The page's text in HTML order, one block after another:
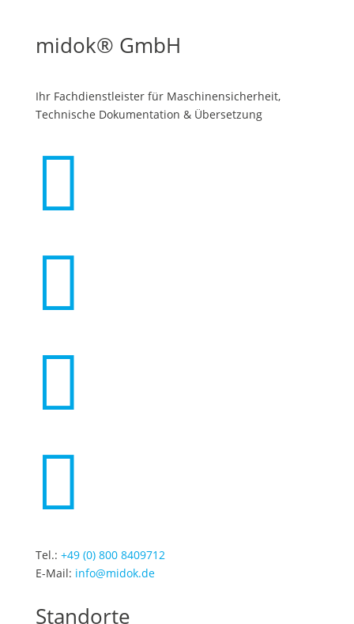
midok® GmbH
Ihr Fachdienstleister für Maschinen­sicherheit,
Technische Dokumentation & Übersetzung




Tel.: +49 (0) 800 8409712
E-Mail: info@midok.de
Standorte